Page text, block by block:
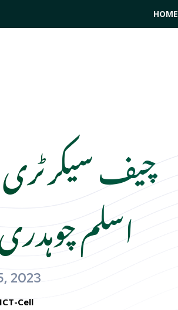
HOME
چیف سیکرٹری
اسلم
2023
Cell